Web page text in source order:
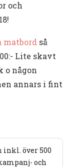
och
matbord så
Lite skavt
o någon
annars i fint
inkl. över 500
och